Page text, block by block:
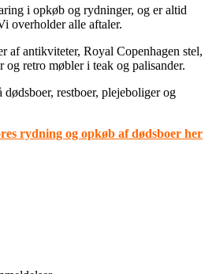
i opkøb og rydninger, og er altid
overholder alle aftaler.
af antikviteter, Royal Copenhagen stel,
og retro møbler i teak og palisander.
restboer, plejeboliger og
rydning og opkøb af dødsboer her